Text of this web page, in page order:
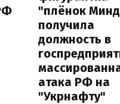
"плёнок
получила
должность в
атака РФ на
"Укрнафту"